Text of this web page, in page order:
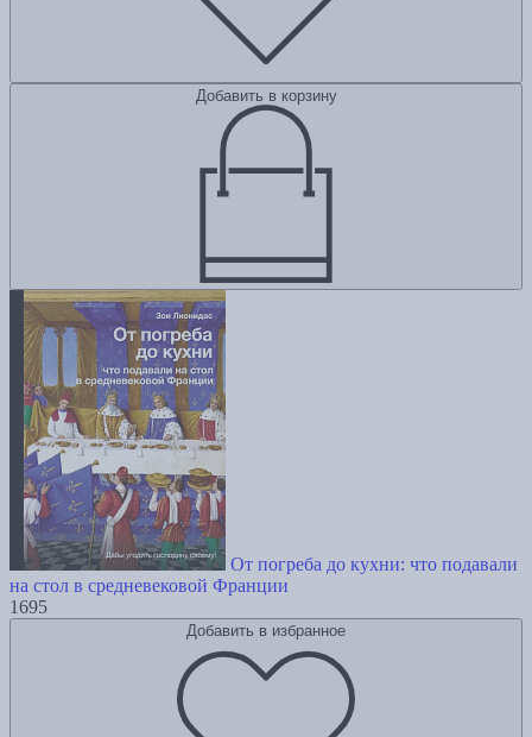
Добавить в корзину
От погреба до кухни: что подавали
на стол в средневековой Франции
1695
Добавить в избранное